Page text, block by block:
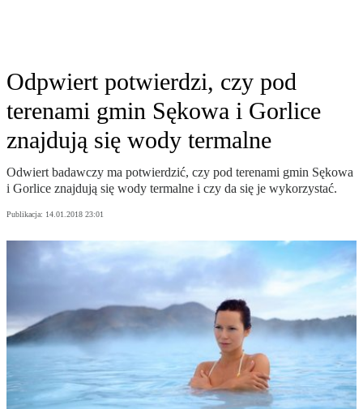
Odpwiert potwierdzi, czy pod
terenami gmin Sękowa i Gorlice
znajdują się wody termalne
Odwiert badawczy ma potwierdzić, czy pod terenami gmin Sękowa
i Gorlice znajdują się wody termalne i czy da się je wykorzystać.
Publikacja: 14.01.2018 23:01